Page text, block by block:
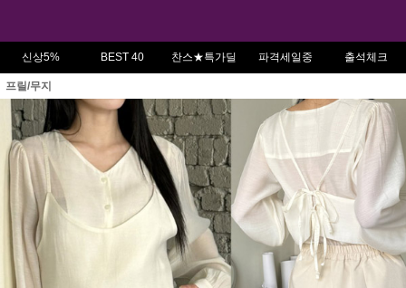
신상5% BEST 40 찬스★특가딜 파격세일중 출석체크
프릴/무지